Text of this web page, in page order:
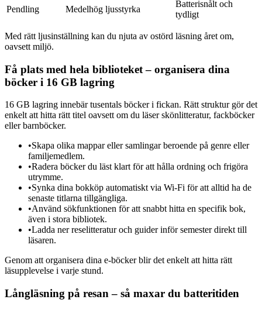
Pendling Medelhög ljusstyrka
Batterisnålt och
tydligt
Med rätt ljusinställning kan du njuta av ostörd läsning året om,
oavsett miljö.
Få plats med hela biblioteket – organisera dina
böcker i 16 GB lagring
16 GB lagring innebär tusentals böcker i fickan. Rätt struktur gör det
enkelt att hitta rätt titel oavsett om du läser skönlitteratur, fackböcker
eller barnböcker.
•Skapa olika mappar eller samlingar beroende på genre eller
familjemedlem.
•Radera böcker du läst klart för att hålla ordning och frigöra
utrymme.
•Synka dina bokköp automatiskt via Wi-Fi för att alltid ha de
senaste titlarna tillgängliga.
•Använd sökfunktionen för att snabbt hitta en specifik bok,
även i stora bibliotek.
•Ladda ner reselitteratur och guider inför semester direkt till
läsaren.
Genom att organisera dina e-böcker blir det enkelt att hitta rätt
läsupplevelse i varje stund.
Långläsning på resan – så maxar du batteritiden